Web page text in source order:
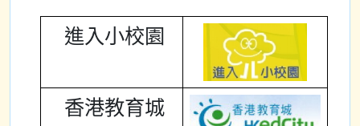
進入小校園
香港教育城